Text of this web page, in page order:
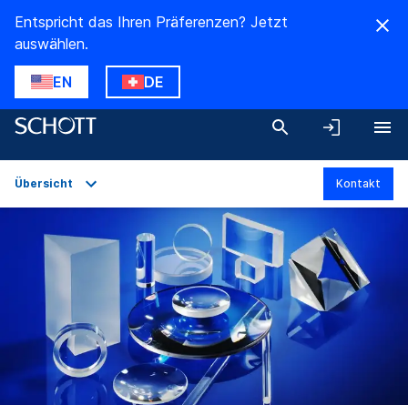
Entspricht das Ihren Präferenzen? Jetzt
auswählen.
EN DE
Übersicht
Technische Daten
Produktvarianten
Downloads
Übersicht Kontakt